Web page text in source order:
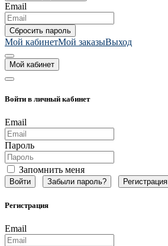
Email
Мой кабинетМой заказыВыход
Мой кабинет
Войти в личный кабинет
Email
Пароль
Запомнить меня
Забыли пароль? Регистрация
Регистрация
Email